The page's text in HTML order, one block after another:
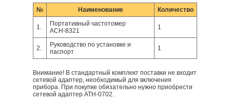
№ Наименование Количество
1.
Портативный частотомер
АСН-8321
1
2.
Руководство по установке и
паспорт
1
Внимание! В стандартный комплект поставки не входит
сетевой адаптер, необходимый для включения
прибора. При покупке обязательно нужно приобрести
сетевой адаптер АТН-0702.